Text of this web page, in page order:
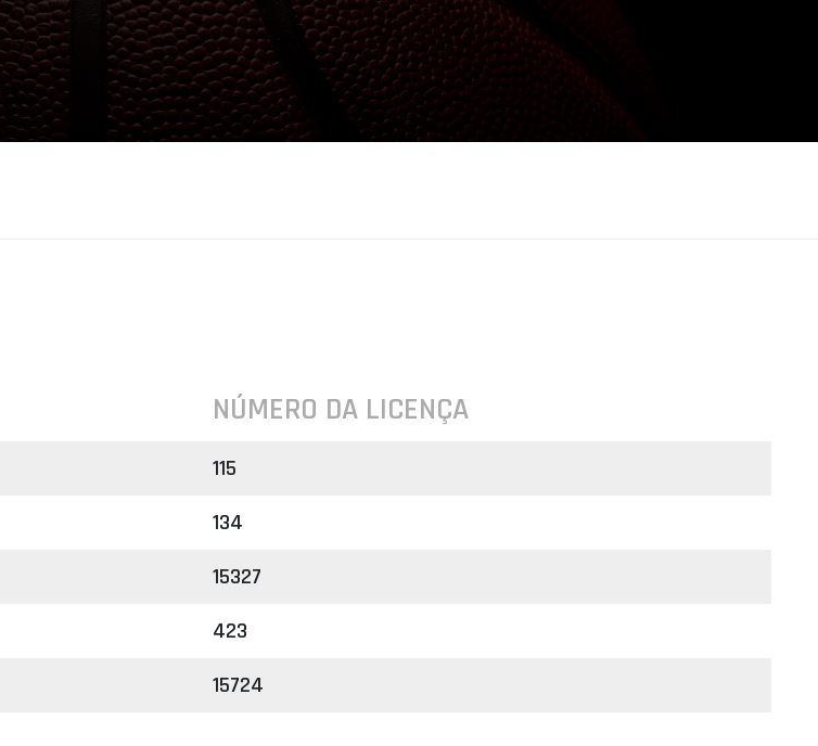
NÚMERO DA LICENÇA
115
134
15327
423
15724